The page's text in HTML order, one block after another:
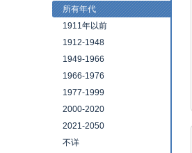
所有年代
1911年以前
1912-1948
1949-1966
1966-1976
1977-1999
2000-2020
2021-2050
不详